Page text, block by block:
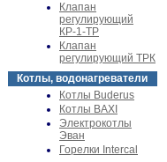
Клапан
регулирующий
КР-1-ТР
Клапан
регулирующий ТРК
Котлы, водонагреватели
Котлы Buderus
Котлы BAXI
Электрокотлы
Эван
Горелки Intercal